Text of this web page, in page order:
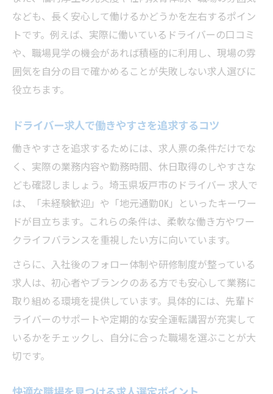
なども、長く安心して働けるかどうかを左右するポイン
トです。例えば、実際に働いているドライバーの口コミ
や、職場見学の機会があれば積極的に利用し、現場の雰
囲気を自分の目で確かめることが失敗しない求人選びに
役立ちます。
ドライバー求人で働きやすさを追求するコツ
働きやすさを追求するためには、求人票の条件だけでな
く、実際の業務内容や勤務時間、休日取得のしやすさな
ども確認しましょう。埼玉県坂戸市のドライバー 求人で
は、「未経験歓迎」や「地元通勤OK」といったキーワー
ドが目立ちます。これらの条件は、柔軟な働き方やワー
クライフバランスを重視したい方に向いています。
さらに、入社後のフォロー体制や研修制度が整っている
求人は、初心者やブランクのある方でも安心して業務に
取り組める環境を提供しています。具体的には、先輩ド
ライバーのサポートや定期的な安全運転講習が充実して
いるかをチェックし、自分に合った職場を選ぶことが大
切です。